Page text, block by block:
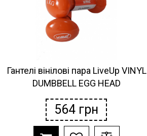
Гантелі вінілові пара LiveUp VINYL
DUMBBELL EGG HEAD
564 грн